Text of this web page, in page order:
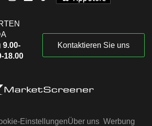
9.00-
18.00
Kontaktieren Sie uns
EinstellungenÜber uns Werbung